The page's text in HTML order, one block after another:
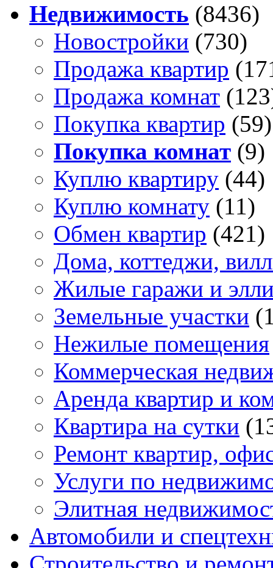
Недвижимость (8436)
Новостройки (730)
Продажа квартир
Продажа комнат
Покупка квартир (59)
Покупка комнат (9)
Куплю квартиру (44)
Куплю комнату (11)
Обмен квартир (421)
Дома, коттеджи,
Жилые гаражи и
Земельные участки
Нежилые помещения
Коммерческая
Аренда квартир и
Квартира на сутки
Ремонт квартир,
Услуги по
Элитная
Автомобили и